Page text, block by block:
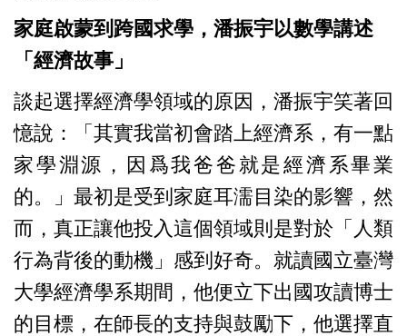
家庭啟蒙到跨國求學，潘振宇以數學講述
「經濟故事」
談起選擇經濟學領域的原因，潘振宇笑著回
憶說：「其實我當初會踏上經濟系，有一點
家學淵源，因爲我爸爸就是經濟系畢業
的。」最初是受到家庭耳濡目染的影響，然
而，真正讓他投入這個領域則是對於「人類
行為背後的動機」感到好奇。就讀國立臺灣
大學經濟學系期間，他便立下出國攻讀博士
的目標，在師長的支持與鼓勵下，他選擇直